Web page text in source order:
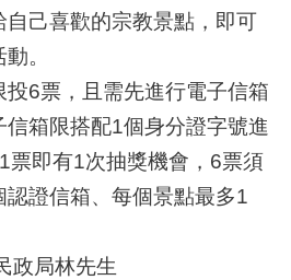
己喜歡的宗教景點，即可
。
6票，且需先進行電子信箱
箱限搭配1個身分證字號進
票即有1次抽獎機會，6票須
證信箱、每個景點最多1
政局林先生